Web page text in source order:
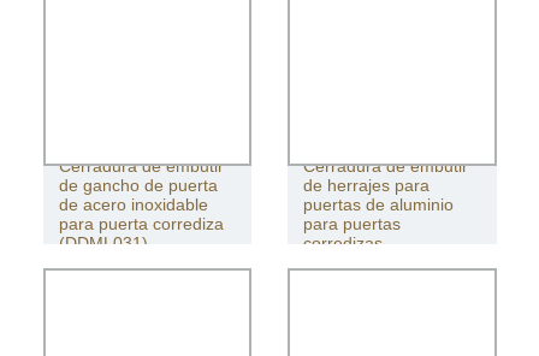
Cerradura de embutir
de gancho de puerta
de acero inoxidable
para puerta corrediza
(DDML031)
Cerradura de embutir
de herrajes para
puertas de aluminio
para puertas
corredizas